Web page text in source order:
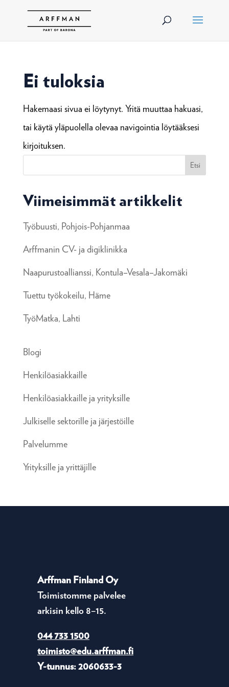
Ei tuloksia
Hakemaasi sivua ei löytynyt. Yritä muuttaa hakuasi,
tai käytä yläpuolella olevaa navigointia löytääksesi
kirjoituksen.
Etsi
Viimeisimmät artikkelit
Työbuusti, Pohjois-Pohjanmaa
Arffmanin CV- ja digiklinikka
Naapurustoallianssi, Kontula–Vesala–Jakomäki
Tuettu työkokeilu, Häme
TyöMatka, Lahti
Blogi
Henkilöasiakkaille
Henkilöasiakkaille ja yrityksille
Julkiselle sektorille ja järjestöille
Palvelumme
Yrityksille ja yrittäjille
Arffman Finland Oy
Toimistomme palvelee
arkisin kello 8–15.
044 733 1500
toimisto@edu.arffman.fi
Y-tunnus: 2060633-3